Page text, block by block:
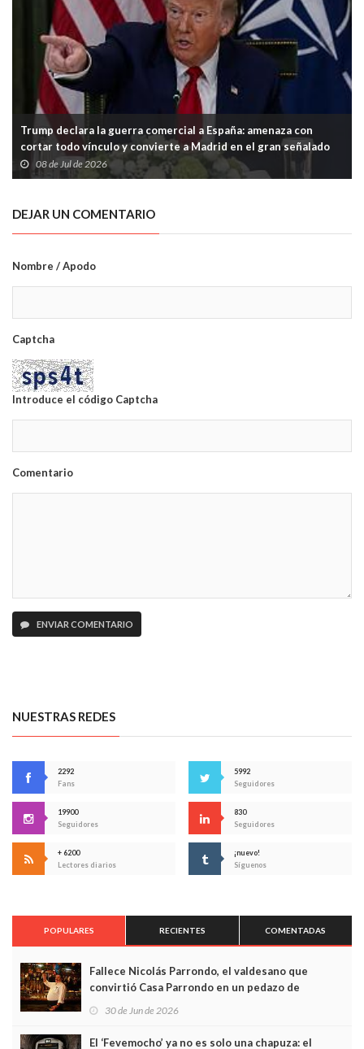
Trump declara la guerra comercial a España: amenaza con
cortar todo vínculo y convierte a Madrid en el gran señalado
de la OTAN
08 de Jul de 2026
DEJAR UN COMENTARIO
Nombre / Apodo
Captcha
Introduce el código Captcha
Comentario
ENVIAR COMENTARIO
NUESTRAS REDES
2292
Fans
5992
Seguidores
19900
Seguidores
830
Seguidores
+ 6200
Lectores diarios
¡nuevo!
Síguenos
POPULARES RECIENTES COMENTADAS
Fallece Nicolás Parrondo, el valdesano que
convirtió Casa Parrondo en un pedazo de
Asturias en Madrid
30 de Jun de 2026
El ‘Fevemocho’ ya no es solo una chapuza: el